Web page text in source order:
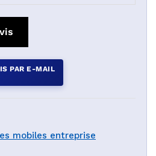
PAR E-MAIL
mobiles entreprise